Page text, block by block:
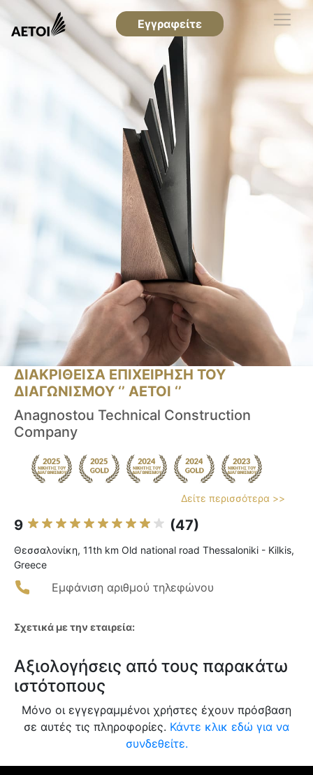
Εγγραφείτε
ΔΙΑΚΡΙΘΕΙΣΑ ΕΠΙΧΕΙΡΗΣΗ ΤΟΥ
ΔΙΑΓΩΝΙΣΜΟΥ ‘’ ΑΕΤΟΙ ‘’
Anagnostou Technical Construction
Company
Δείτε περισσότερα >>
9 (47)
Θεσσαλονίκη, 11th km Old national road Thessaloniki - Kilkis,
Greece
Εμφάνιση αριθμού τηλεφώνου
Σχετικά με την εταιρεία:
Αξιολογήσεις από τους παρακάτω
ιστότοπους
Μόνο οι εγγεγραμμένοι χρήστες έχουν πρόσβαση
σε αυτές τις πληροφορίες. Κάντε κλικ εδώ για να
συνδεθείτε.